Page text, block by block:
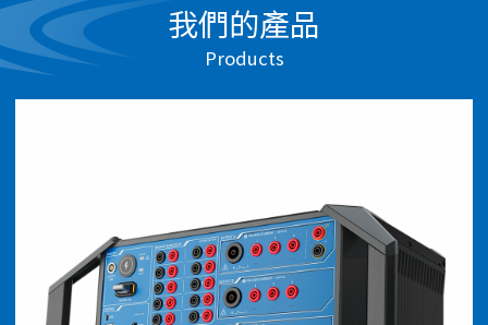
我們的產品
Products